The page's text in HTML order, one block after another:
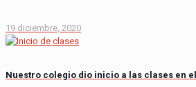
19 diciembre, 2020
Nuestro colegio dio inicio a las clases en el